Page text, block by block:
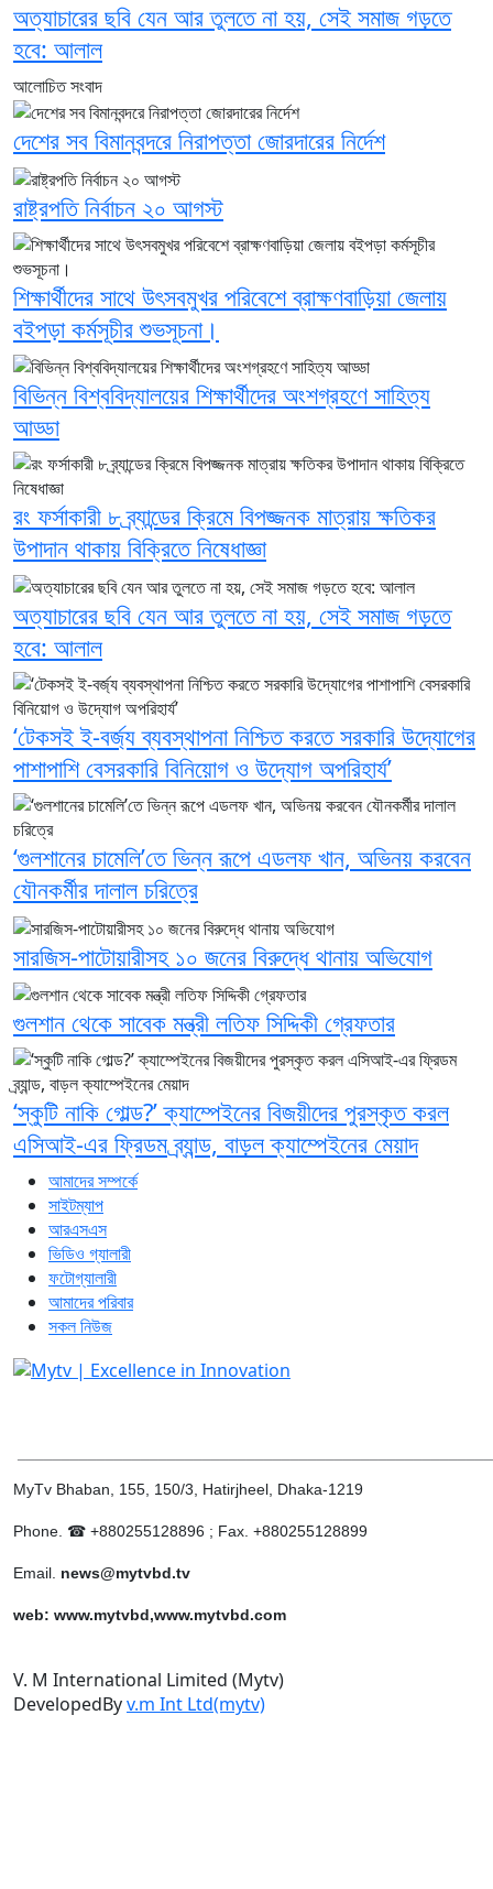
অত্যাচারের ছবি যেন আর তুলতে না হয়, সেই সমাজ গড়তে
হবে: আলাল
আলোচিত সংবাদ
দেশের সব বিমানবন্দরে নিরাপত্তা জোরদারের নির্দেশ
রাষ্ট্রপতি নির্বাচন ২০ আগস্ট
শিক্ষার্থীদের সাথে উৎসবমুখর পরিবেশে ব্রাক্ষণবাড়িয়া জেলায়
বইপড়া কর্মসূচীর শুভসূচনা।
বিভিন্ন বিশ্ববিদ্যালয়ের শিক্ষার্থীদের অংশগ্রহণে সাহিত্য
আড্ডা
রং ফর্সাকারী ৮ ব্র্যান্ডের ক্রিমে বিপজ্জনক মাত্রায় ক্ষতিকর
উপাদান থাকায় বিক্রিতে নিষেধাজ্ঞা
অত্যাচারের ছবি যেন আর তুলতে না হয়, সেই সমাজ গড়তে
হবে: আলাল
‘টেকসই ই-বর্জ্য ব্যবস্থাপনা নিশ্চিত করতে সরকারি উদ্যোগের
পাশাপাশি বেসরকারি বিনিয়োগ ও উদ্যোগ অপরিহার্য’
‘গুলশানের চামেলি’তে ভিন্ন রূপে এডলফ খান, অভিনয় করবেন
যৌনকর্মীর দালাল চরিত্রে
সারজিস-পাটোয়ারীসহ ১০ জনের বিরুদ্ধে থানায় অভিযোগ
গুলশান থেকে সাবেক মন্ত্রী লতিফ সিদ্দিকী গ্রেফতার
‘স্কুটি নাকি গোল্ড?’ ক্যাম্পেইনের বিজয়ীদের পুরস্কৃত করল
এসিআই-এর ফ্রিডম ব্র্যান্ড, বাড়ল ক্যাম্পেইনের মেয়াদ
আমাদের সম্পর্কে
সাইটম্যাপ
আরএসএস
ভিডিও গ্যালারী
ফটোগ্যালারী
আমাদের পরিবার
সকল নিউজ
MyTv Bhaban, 155, 150/3, Hatirjheel, Dhaka-1219
Phone. ☎ +880255128896 ; Fax. +880255128899
Email. news@mytvbd.tv
web: www.mytvbd,www.mytvbd.com
V. M International Limited (Mytv)
DevelopedByv.m Int Ltd(mytv)